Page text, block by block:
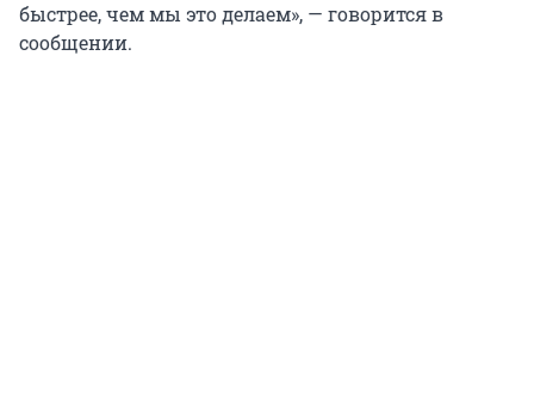
быстрее, чем мы это делаем», — говорится в
сообщении.